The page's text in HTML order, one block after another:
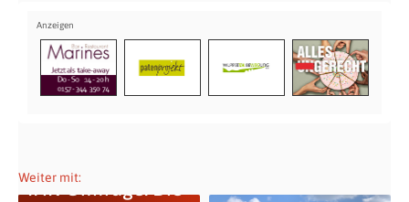
Weiter mit:
IHK-Umfrage: Die